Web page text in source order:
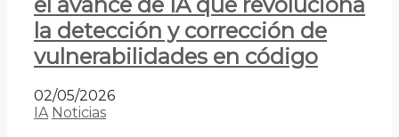
la detección y corrección de
vulnerabilidades en código
02/05/2026
IA Noticias